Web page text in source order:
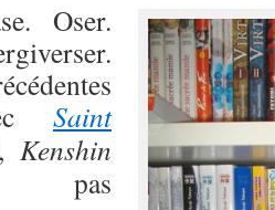
Oser.
Saint
Kenshin
pas